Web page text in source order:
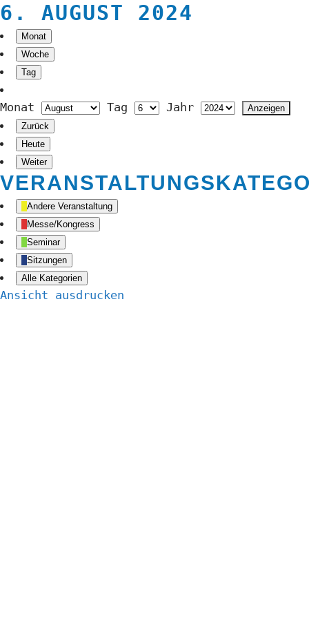
6. AUGUST 2024
Monat
Woche
Tag
Monat Tag Jahr
Zurück
Heute
Weiter
Andere Veranstaltung
Messe/Kongress
Seminar
Sitzungen
Alle Kategorien
Ansicht ausdrucken